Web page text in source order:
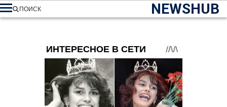
NEWSHUB
ПОИСК